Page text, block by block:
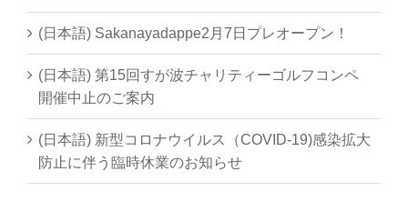
(日本語) Sakanayadappe2月7日プレオープン！
(日本語) 第15回すが波チャリティーゴルフコンペ
開催中止のご案内
(日本語) 新型コロナウイルス（COVID-19)感染拡大
防止に伴う臨時休業のお知らせ